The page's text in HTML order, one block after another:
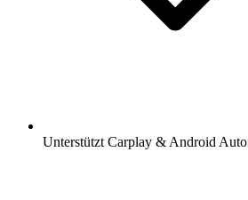
Unterstützt Carplay & Android Auto